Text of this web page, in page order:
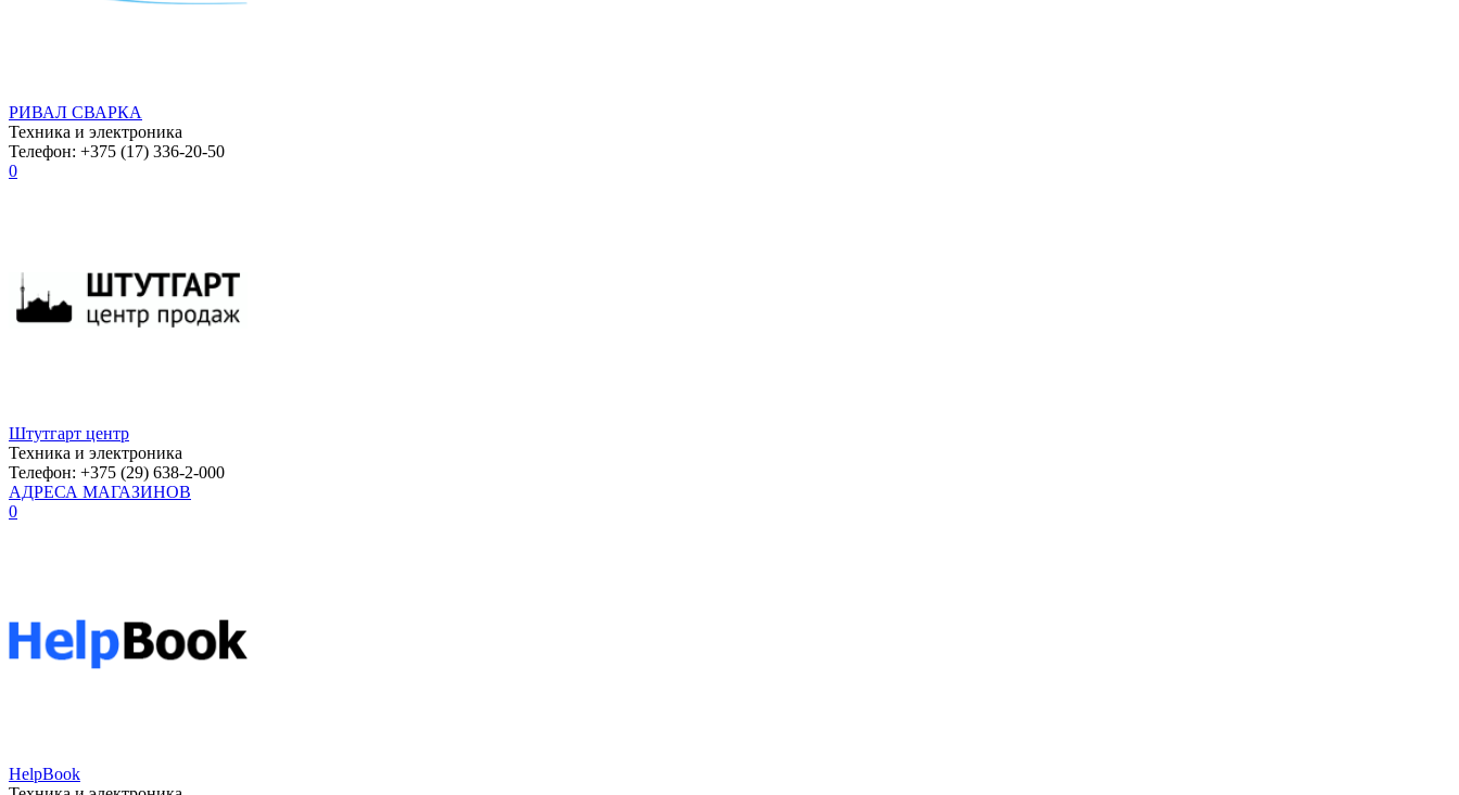
РИВАЛ СВАРКА
Техника и электроника
Телефон: +375 (17) 336-20-50
0
Штутгарт центр
Техника и электроника
Телефон: +375 (29) 638-2-000
АДРЕСА МАГАЗИНОВ
0
HelpBook